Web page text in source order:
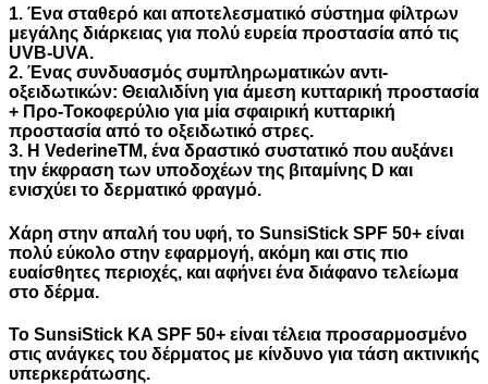
1. Ένα σταθερό και αποτελεσματικό σύστημα φίλτρων
μεγάλης διάρκειας για πολύ ευρεία προστασία από τις
UVB-UVA.
2. Ένας συνδυασμός συμπληρωματικών αντι-
οξειδωτικών: Θειαλιδίνη για άμεση κυτταρική προστασία
+ Προ-Τοκοφερύλιο για μία σφαιρική κυτταρική
προστασία από το οξειδωτικό στρες.
3. Η VederineTM, ένα δραστικό συστατικό που αυξάνει
την έκφραση των υποδοχέων της βιταμίνης D και
ενισχύει το δερματικό φραγμό.
Χάρη στην απαλή του υφή, το SunsiStick SPF 50+ είναι
πολύ εύκολο στην εφαρμογή, ακόμη και στις πιο
ευαίσθητες περιοχές, και αφήνει ένα διάφανο τελείωμα
στο δέρμα.
Το SunsiStick KA SPF 50+ είναι τέλεια προσαρμοσμένο
στις ανάγκες του δέρματος με κίνδυνο για τάση ακτινικής
υπερκεράτωσης.